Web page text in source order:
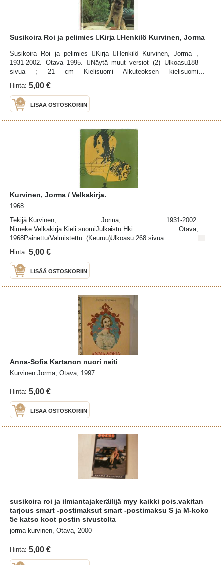
Susikoira Roi ja pelimies Kirja Henkilö Kurvinen, Jorma
Susikoira Roi ja pelimies Kirja Henkilö Kurvinen, Jorma ,
1931-2002. Otava 1995. Näytä muut versiot (2) Ulkoasu188
sivua ; 21 cm Kielisuomi Alkuteoksen kielisuomi
(024.7)Suomenkielinen kertomakirjallisuus (ykl 84.2)
LisätiedotJorma Kurvinen ISBN951-1-13808-1 sidottu
Hinta: 5,00 €
LISÄÄ OSTOSKORIIN
Kurvinen, Jorma / Velkakirja.
1968
Tekijä:Kurvinen, Jorma, 1931-2002.
Nimeke:Velkakirja.Kieli:suomiJulkaistu:Hki : Otava,
1968Painettu/Valmistettu: (Keuruu)Ulkoasu:268 sivua
Hinta: 5,00 €
LISÄÄ OSTOSKORIIN
Anna-Sofia Kartanon nuori neiti
Kurvinen Jorma, Otava, 1997
Hinta: 5,00 €
LISÄÄ OSTOSKORIIN
susikoira roi ja ilmiantajakeräilijä myy kaikki pois.vakitan
tarjous smart -postimaksut smart -postimaksu S ja M-koko
5e katso koot postin sivustolta
jorma kurvinen, Otava, 2000
Hinta: 5,00 €